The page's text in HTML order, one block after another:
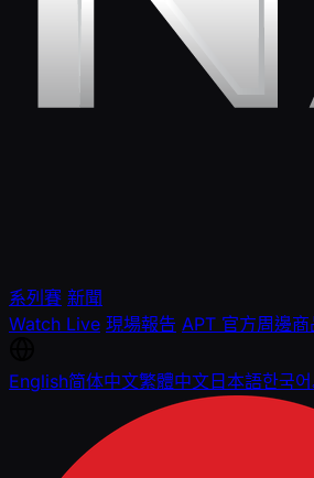
系列賽 新聞
Watch Live 現場報告 APT 官方周邊商
English简体中文繁體中文日本語한국어